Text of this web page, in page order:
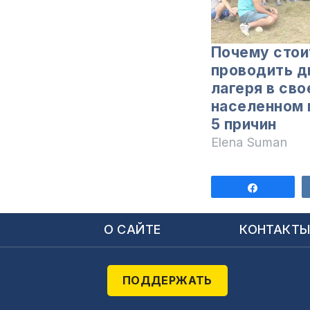
Почему
проводить
лагеря в
населенном
5 причин
Elena Suman
О САЙТЕ КОНТАКТЫ
ПОДДЕРЖАТЬ